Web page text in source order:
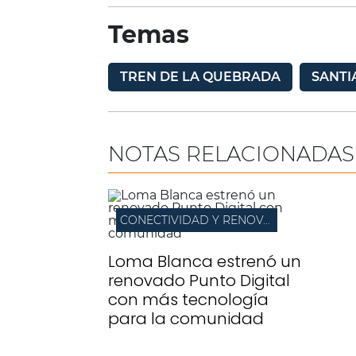
Temas
TREN DE LA QUEBRADA
NOTAS RELACIONADAS
CONECTIVIDAD Y RENOVACIÓN
Loma Blanca estrenó un
renovado Punto Digital
con más tecnología
para la comunidad